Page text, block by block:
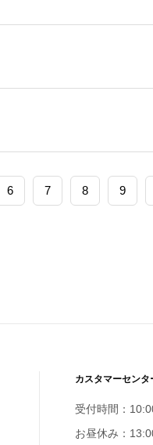
6 7 8 9
カスタマーセンタ
受付時間：
お昼休み：